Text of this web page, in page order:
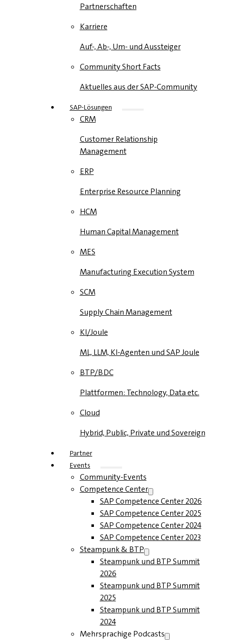
Partnerschaften
Karriere
Auf-, Ab-, Um- und Aussteiger
Community Short Facts
Aktuelles aus der SAP-Community
SAP-Lösungen
CRM
Customer Relationship
Management
ERP
Enterprise Resource Planning
HCM
Human Capital Management
MES
Manufacturing Execution System
SCM
Supply Chain Management
KI/Joule
ML, LLM, KI-Agenten und SAP Joule
BTP/BDC
Plattformen: Technology, Data etc.
Cloud
Hybrid, Public, Private und Sovereign
Partner
Events
Community-Events
Competence Center
SAP Competence Center 2026
SAP Competence Center 2025
SAP Competence Center 2024
SAP Competence Center 2023
Steampunk & BTP
Steampunk und BTP Summit
2026
Steampunk und BTP Summit
2025
Steampunk und BTP Summit
2024
Mehrsprachige Podcasts